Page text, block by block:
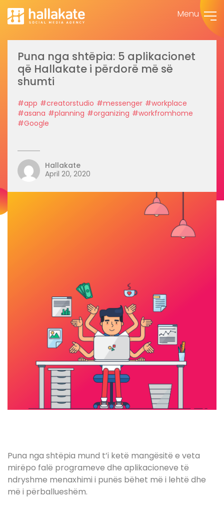
Menu
Puna nga shtëpia: 5 aplikacionet
që Hallakate i përdorë më së
shumti
#app #creatorstudio #messenger #workplace
#asana #planning #organizing #workfromhome
#Google
Hallakate
April 20, 2020
Puna nga shtëpia mund t’i ketë mangësitë e veta
mirëpo falë programeve dhe aplikacioneve të
ndryshme menaxhimi i punës bëhet më i lehtë dhe
më i përballueshëm.